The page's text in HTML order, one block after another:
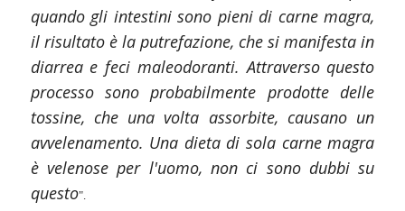
quando gli intestini sono pieni di carne magra,
il risultato è la putrefazione, che si manifesta in
diarrea e feci maleodoranti. Attraverso questo
processo sono probabilmente prodotte delle
tossine, che una volta assorbite, causano un
avvelenamento. Una dieta di sola carne magra
è velenose per l'uomo, non ci sono dubbi su
questo".